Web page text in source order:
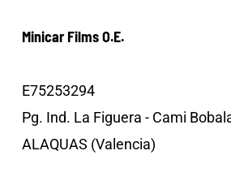
Minicar Films O.E.
E75253294
Pg. Ind. La Figuera - Cami
ALAQUAS (Valencia)